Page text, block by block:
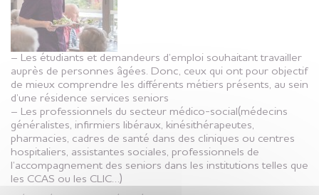
– Les étudiants et demandeurs d’emploi souhaitant travailler
auprès de personnes âgées. Donc, ceux qui ont pour objectif
de mieux comprendre les différents métiers présents, au sein
d’une résidence services seniors
– Les professionnels du secteur médico-social(médecins
généralistes, infirmiers libéraux, kinésithérapeutes,
pharmacies, cadres de santé dans des cliniques ou centres
hospitaliers, assistantes sociales, professionnels de
l’accompagnement des seniors dans les institutions telles que
les CCAS ou les CLIC…)